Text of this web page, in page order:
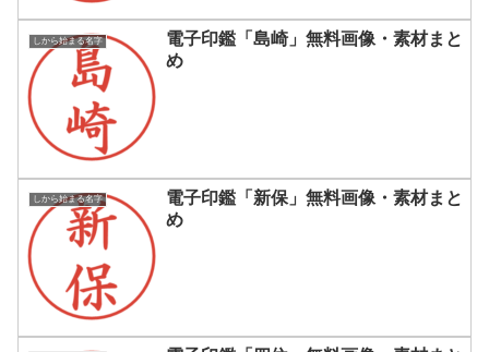
しから始まる名字
電子印鑑「島崎」無料画像・素材まと
め
しから始まる名字
電子印鑑「新保」無料画像・素材まと
め